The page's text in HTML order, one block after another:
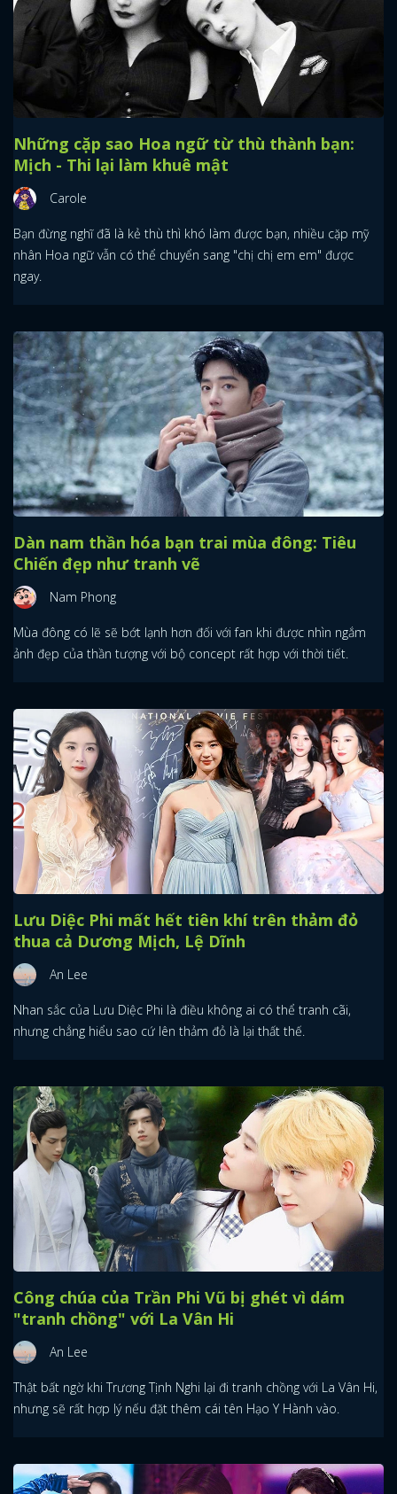
Những cặp sao Hoa ngữ từ thù thành bạn:
Mịch - Thi lại làm khuê mật
Carole
Bạn đừng nghĩ đã là kẻ thù thì khó làm được bạn, nhiều cặp mỹ
nhân Hoa ngữ vẫn có thể chuyển sang "chị chị em em" được
ngay.
Dàn nam thần hóa bạn trai mùa đông: Tiêu
Chiến đẹp như tranh vẽ
Nam Phong
Mùa đông có lẽ sẽ bớt lạnh hơn đối với fan khi được nhìn ngắm
ảnh đẹp của thần tượng với bộ concept rất hợp với thời tiết.
Lưu Diệc Phi mất hết tiên khí trên thảm đỏ
thua cả Dương Mịch, Lệ Dĩnh
An Lee
Nhan sắc của Lưu Diệc Phi là điều không ai có thể tranh cãi,
nhưng chẳng hiểu sao cứ lên thảm đỏ là lại thất thế.
Công chúa của Trần Phi Vũ bị ghét vì dám
"tranh chồng" với La Vân Hi
An Lee
Thật bất ngờ khi Trương Tịnh Nghi lại đi tranh chồng với La Vân Hi,
nhưng sẽ rất hợp lý nếu đặt thêm cái tên Hạo Y Hành vào.